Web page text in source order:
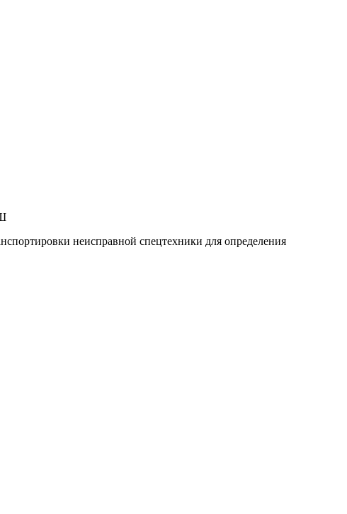
неисправной спецтехники для определения